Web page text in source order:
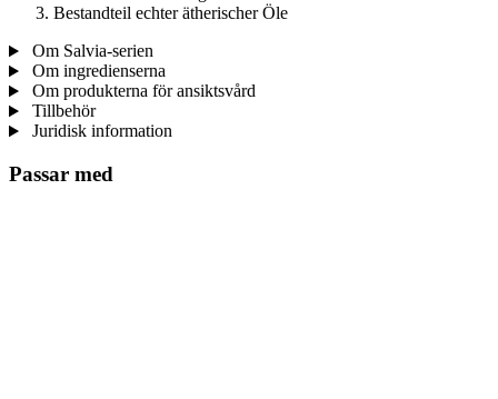
Bestandteil echter ätherischer Öle
Om Salvia-serien
Om ingredienserna
Om produkterna för ansiktsvård
Tillbehör
Juridisk information
Passar med